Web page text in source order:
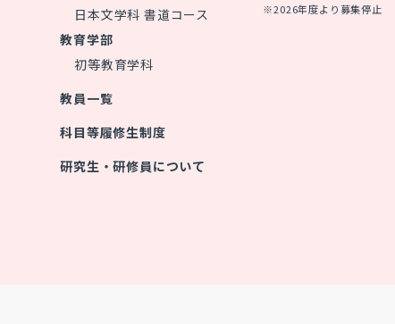
日本文学科 書道コース
※2026年度より募集停止
教育学部
初等教育学科
教員一覧
科目等履修生制度
研究生・研修員について